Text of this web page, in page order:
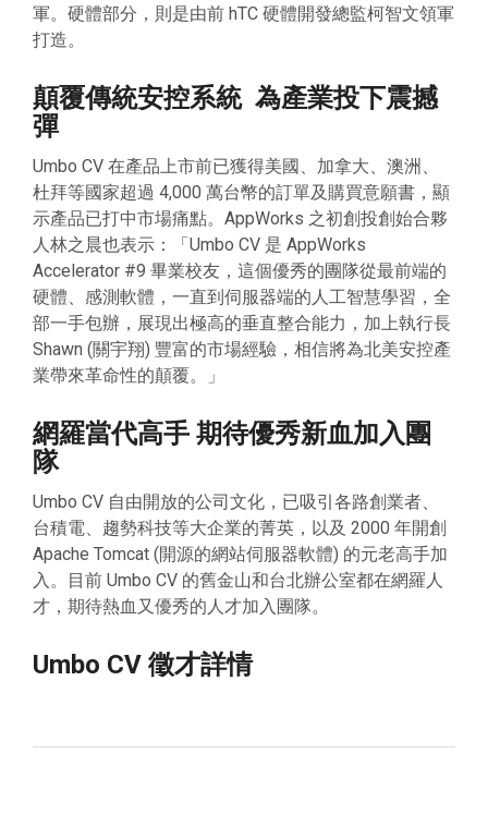
軍。硬體部分，則是由前 hTC 硬體開發總監柯智文領軍
打造。
顛覆傳統安控系統 為產業投下震撼
彈
Umbo CV 在產品上市前已獲得美國、加拿大、澳洲、
杜拜等國家超過 4,000 萬台幣的訂單及購買意願書，顯
示產品已打中市場痛點。AppWorks 之初創投創始合夥
人林之晨也表示：「 Umbo CV 是 AppWorks
Accelerator #9 畢業校友，這個優秀的團隊從最前端的
硬體、感測軟體，一直到伺服器端的人工智慧學習，全
部一手包辦，展現出極高的垂直整合能力，加上執行長
Shawn (關宇翔) 豐富的市場經驗，相信將為北美安控產
業帶來革命性的顛覆。
」
網羅當代高手 期待優秀新血加入團
隊
Umbo CV 自由開放的公司文化，已吸引各路創業者、
台積電、趨勢科技等大企業的菁英，以及 2000 年開創
Apache Tomcat (開源的網站伺服器軟體) 的元老高手加
入。目前 Umbo CV 的舊金山和台北辦公室都在網羅人
才，期待熱血又優秀的人才加入團隊。
Umbo CV 徵才詳情